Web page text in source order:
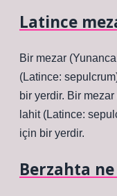
Latince
Bir mezar
(Latince:
bir yerdir. Bir
lahit (Latince:
için bir yerdir.
Berzahta